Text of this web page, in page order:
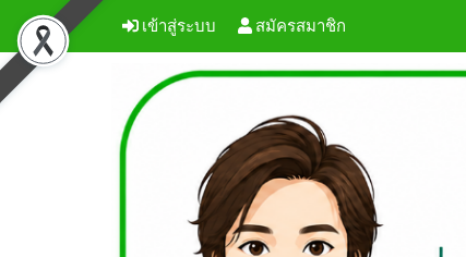
เข้าสู่ระบบ สมัครสมาชิก